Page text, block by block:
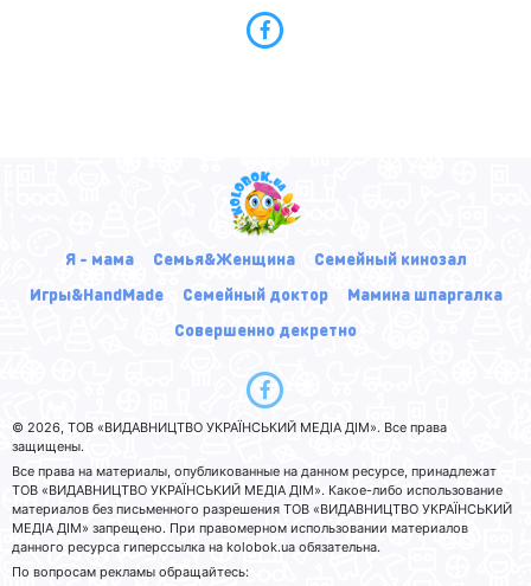
Я - мама Семья&Женщина
Семейный кинозал
Игры&HandMade
Семейный доктор
Мамина шпаргалка
Совершенно декретно
© 2026, ТОВ «ВИДАВНИЦТВО УКРАЇНСЬКИЙ МЕДІА ДІМ». Все права
защищены.
Все права на материалы, опубликованные на данном ресурсе, принадлежат
ТОВ «ВИДАВНИЦТВО УКРАЇНСЬКИЙ МЕДІА ДІМ». Какое-либо использование
материалов без письменного разрешения ТОВ «ВИДАВНИЦТВО УКРАЇНСЬКИЙ
МЕДІА ДІМ» запрещено. При правомерном использовании материалов
данного ресурса гиперссылка на kolobok.ua обязательна.
По вопросам рекламы обращайтесь: